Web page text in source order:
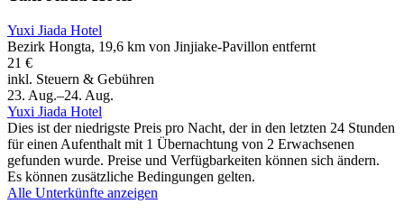
Yuxi Jiada Hotel
Bezirk Hongta, 19,6 km von Jinjiake-Pavillon entfernt
21 €
inkl. Steuern & Gebühren
23. Aug.–24. Aug.
Yuxi Jiada Hotel
Dies ist der niedrigste Preis pro Nacht, der in den letzten 24 Stunden
für einen Aufenthalt mit 1 Übernachtung von 2 Erwachsenen
gefunden wurde. Preise und Verfügbarkeiten können sich ändern.
Es können zusätzliche Bedingungen gelten.
Alle Unterkünfte anzeigen